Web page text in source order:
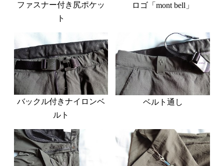
ファスナー付き尻ポケッ
ト
ロゴ「mont bell」
バックル付きナイロンベ
ルト
ベルト通し